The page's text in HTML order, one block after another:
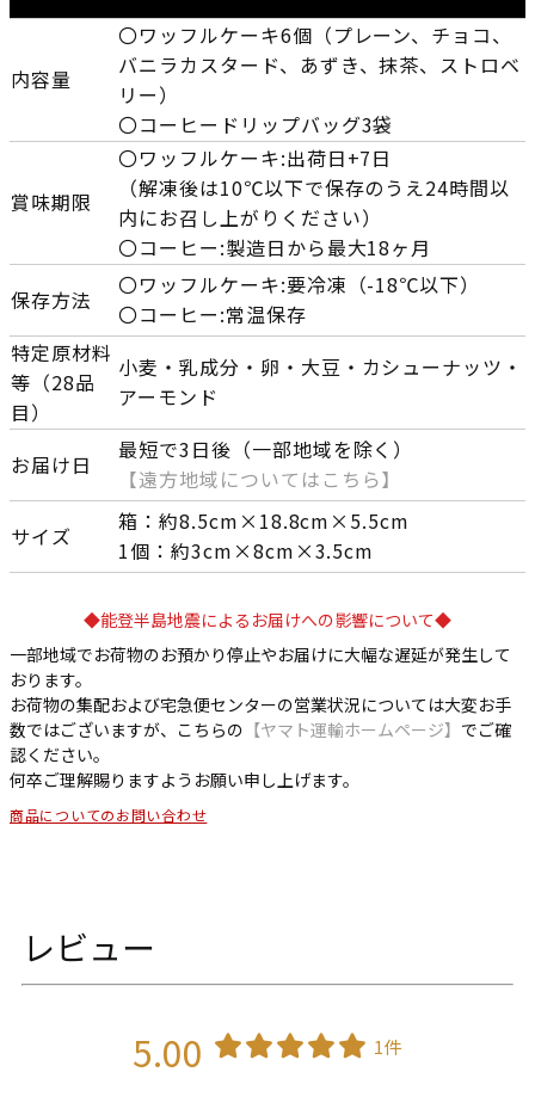
内容量
〇ワッフルケーキ6個（プレーン、チョコ、
バニラカスタード、あずき、抹茶、ストロベ
リー）
〇コーヒードリップバッグ3袋
賞味期限
〇ワッフルケーキ:出荷日+7日
（解凍後は10℃以下で保存のうえ24時間以
内にお召し上がりください）
〇コーヒー:製造日から最大18ヶ月
保存方法
〇ワッフルケーキ:要冷凍（-18℃以下）
〇コーヒー:常温保存
特定原材料
等（28品
目）
小麦・乳成分・卵・大豆・カシューナッツ・
アーモンド
お届け日
最短で3日後（一部地域を除く）
【遠方地域についてはこちら】
サイズ
箱：約8.5cm×18.8cm×5.5cm
1個：約3cm×8cm×3.5cm
◆能登半島地震によるお届けへの影響について◆
一部地域でお荷物のお預かり停止やお届けに大幅な遅延が発生して
おります。
お荷物の集配および宅急便センターの営業状況については大変お手
数ではございますが、こちらの 【ヤマト運輸ホームページ】 でご確
認ください。
何卒ご理解賜りますようお願い申し上げます。
商品についてのお問い合わせ
レビュー
5.00 1件